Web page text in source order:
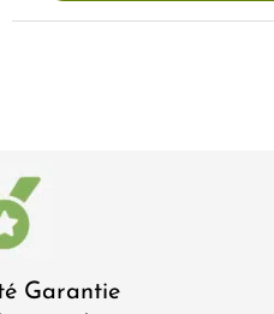
Garantie